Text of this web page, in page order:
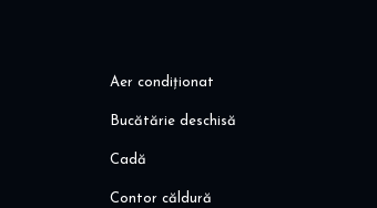
Aer condiționat
Bucătărie deschisă
Cadă
Contor căldură